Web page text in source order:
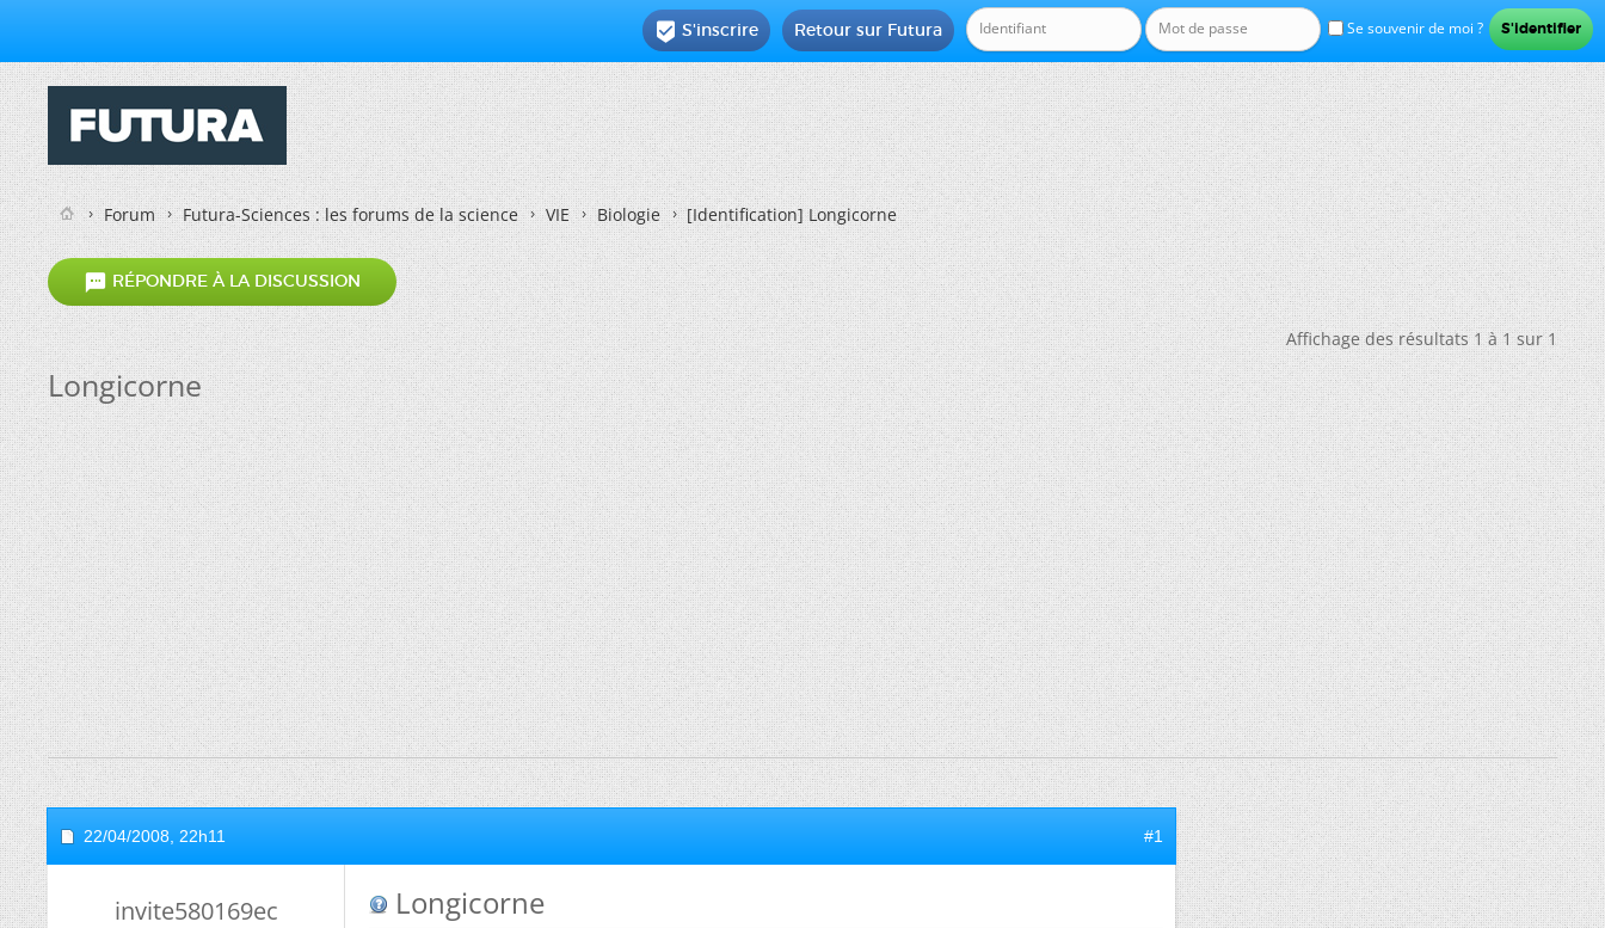
Se souvenir de moi ?
Retour sur Futura
 S'inscrire
Forum Futura-Sciences : les forums de la science VIE Biologie [Identification]Longicorne
 RÉPONDRE À LA DISCUSSION
Affichage des résultats 1 à 1 sur 1
Longicorne
22/04/2008, 22h11 #1
invite580169ec Longicorne